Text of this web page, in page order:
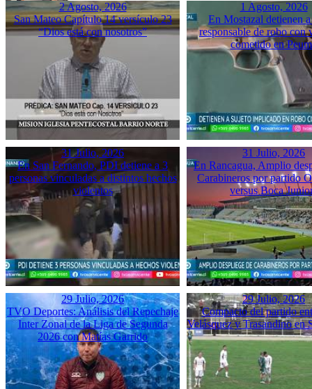
2 Agosto, 2026
San Mateo Capítulo 14 versículo 23
“Dios está con nosotros”
1 Agosto, 2026
En Mostazal detienen
responsable de robo con
cometido en
31 Julio, 2026
En San Fernando, PDI detiene a 3
personas vinculadas a distintos hechos
violentos
31 Julio, 2026
En Rancagua, Amplio
Carabineros por partido
versus Boca
29 Julio, 2026
TVO Deportes: Análisis del Repechaje
Inter Zonal de la Liga de Segunda
2026 con Matías Garrido
29 Julio, 2026
Compacto del partido
Velásquez y Trasandino en